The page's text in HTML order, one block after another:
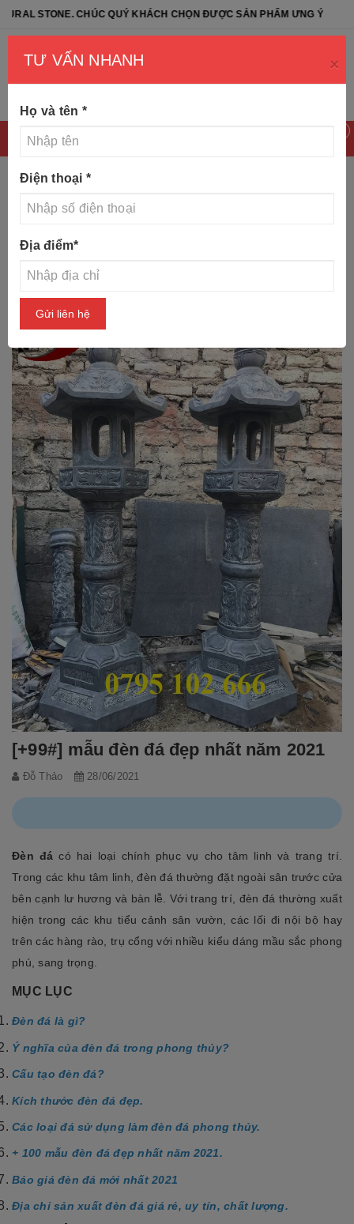
QUÝ KHÁCH CHỌN ĐƯỢC SẢN PHẨM ƯNG Ý
2021
[+99#] mẫu đèn đá đẹp nhất năm 2021
Đỗ Thảo 28/06/2021
Đèn đácó hai loại chính phục vụ cho tâm linh và trang trí.
Trong các khu tâm linh, đèn đá thường đặt ngoài sân trước cửa
bên cạnh lư hương và bàn lễ. Với trang trí, đèn đá thường xuất
hiện trong các khu tiểu cảnh sân vườn, các lối đi nội bộ hay
trên các hàng rào, trụ cổng với nhiều kiểu dáng mầu sắc phong
phú, sang trọng.
MỤC LỤC
Đèn đá là gì?
Ý nghĩa của đèn đá trong phong thủy?
Cấu tạo đèn đá?
Kích thước đèn đá đẹp.
Các loại đá sử dụng làm đèn đá phong thủy.
+ 100 mẫu đèn đá đẹp nhất năm 2021.
Báo giá đèn đá mới nhất 2021
Địa chỉ sản xuất đèn đá giá rẻ, uy tín, chất lượng.
TƯ VẤN NHANH ×
Họ và tên *
Điện thoại *
Địa điểm*
Gửi liên hệ